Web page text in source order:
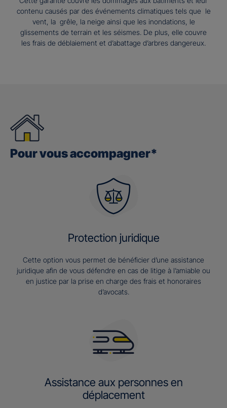
contenu causés par des événements climatiques tels que le
vent, la grêle, la neige ainsi que les inondations, le
glissements de terrain et les séismes. De plus, elle couvre
les frais de déblaiement et d’abattage d’arbres dangereux.
Pour vous accompagner*
Protection juridique
Cette option vous permet de bénéficier d’une assistance
juridique afin de vous défendre en cas de litige à l’amiable ou
en justice par la prise en charge des frais et honoraires
d’avocats.
Assistance aux personnes en
déplacement